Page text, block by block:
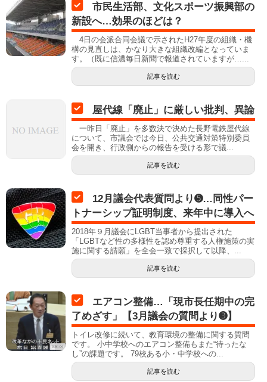
市民生活部、文化スポーツ振興部の
新設へ…効果のほどは？
4日の会派合同会議で示されたH27年度の組織・機
構の見直しは、かなり大きな組織改編となっていま
す。（既に信濃毎日新聞で報道されていますが…...
記事を読む
屋代線「廃止」に厳しい批判、異論
一昨日「廃止」を多数決で決めた長野電鉄屋代線
について、市議会では今日、公共交通対策特別委員
会を開き、行政側からの報告を受ける形で議...
記事を読む
12月議会代表質問より➎…同性パー
トナーシップ証明制度、来年中に導入へ
2018年９月議会にLGBT当事者から提出された
「LGBTなど性の多様性を認め尊重する人権施策の実
施に関する請願」を全会一致で採択して以降、...
記事を読む
エアコン整備…「現市長任期中の完
了めざす」【3月議会の質問より➌】
トイレ改修に続いて、教育環境の整備に関する質問
です。 小中学校へのエアコン整備もまた“待ったな
し”の課題です。 79校ある小・中学校への...
記事を読む